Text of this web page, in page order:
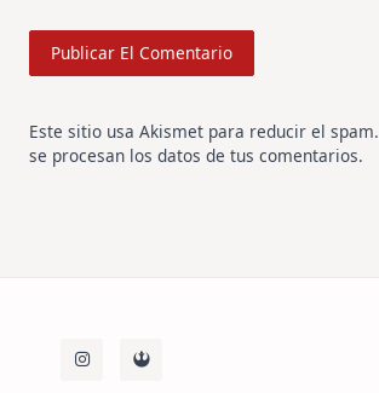
Este sitio usa Akismet para reducir el spam.
se procesan los datos de tus comentarios.